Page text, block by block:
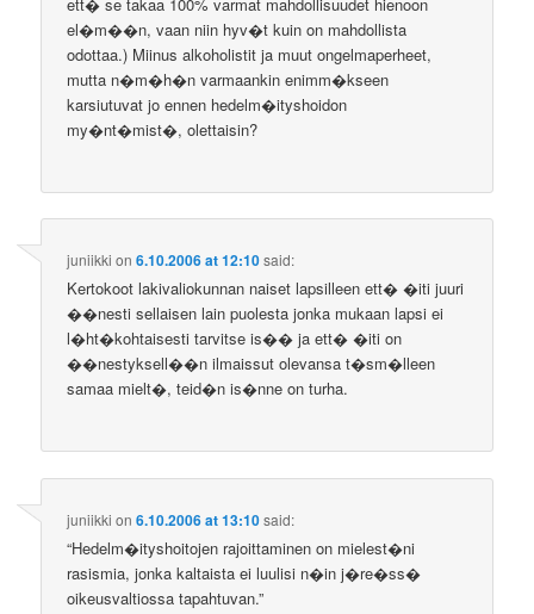
el�m��n, vaan niin hyv�t kuin on mahdollista
odottaa.) Miinus alkoholistit ja muut ongelmaperheet,
mutta n�m�h�n varmaankin enimm�kseen
karsiutuvat jo ennen hedelm�ityshoidon
my�nt�mist�, olettaisin?
juniikki on6.10.2006 at 12:10said:
Kertokoot lakivaliokunnan naiset lapsilleen ett� �iti juuri
��nesti sellaisen lain puolesta jonka mukaan lapsi ei
l�ht�kohtaisesti tarvitse is�� ja ett� �iti on
��nestyksell��n ilmaissut olevansa t�sm�lleen
samaa mielt�, teid�n is�nne on turha.
juniikki on6.10.2006 at 13:10said:
“Hedelm�ityshoitojen rajoittaminen on mielest�ni
rasismia, jonka kaltaista ei luulisi n�in j�re�ss�
oikeusvaltiossa tapahtuvan.”